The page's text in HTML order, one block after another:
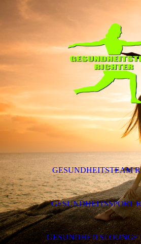
GESUNDHEITSTEAM
GESUNDHEITSSPORT